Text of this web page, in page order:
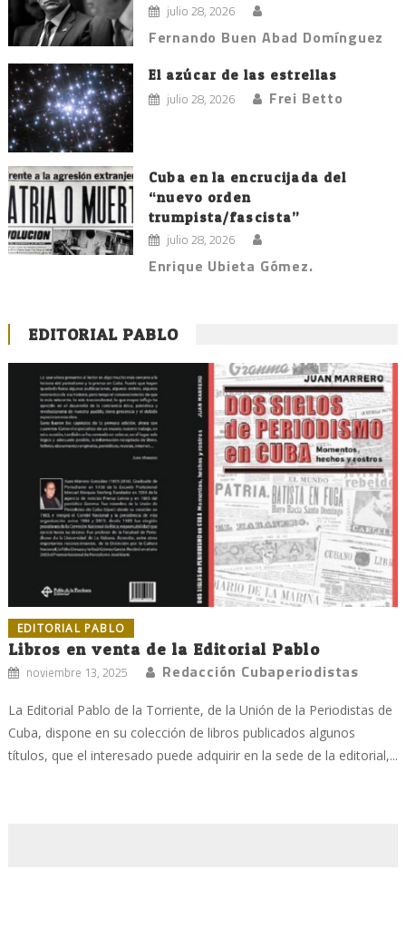
julio 28, 2026
Fernando Buen Abad Domínguez
El azúcar de las estrellas
julio 28, 2026 Frei Betto
Cuba en la encrucijada del
“nuevo orden
trumpista/fascista”
julio 28, 2026
Enrique Ubieta Gómez.
EDITORIAL PABLO
EDITORIAL PABLO
Libros en venta de la Editorial Pablo
noviembre 13, 2025 Redacción Cubaperiodistas
La Editorial Pablo de la Torriente, de la Unión de la Periodistas de
Cuba, dispone en su colección de libros publicados algunos
títulos, que el interesado puede adquirir en la sede de la editorial,...